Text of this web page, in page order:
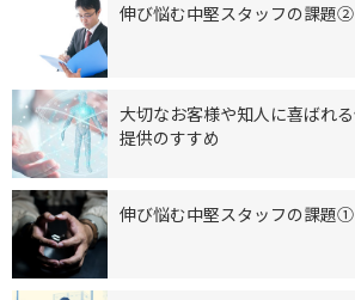
伸び悩む中堅スタッフの課題②
大切なお客様や知人に喜ばれ
提供のすすめ
伸び悩む中堅スタッフの課題①